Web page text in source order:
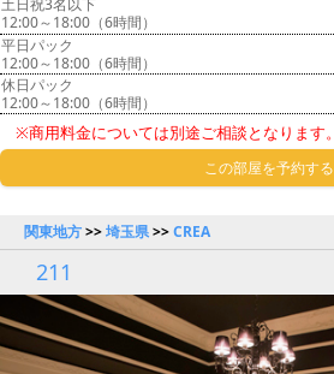
土日祝3名以下
12:00～18:00（6時間）
平日パック
12:00～18:00（6時間）
休日パック
12:00～18:00（6時間）
※商用料金については別途ご相談となります。
この部屋を予約する
関東地方>>埼玉県>>CREA
211